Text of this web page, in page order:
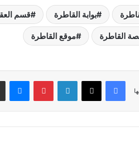
بوابة القاطرة قسم
القاطرة موقع القاطرة
فيسبوك ‫X لينكدإن بينتيريست